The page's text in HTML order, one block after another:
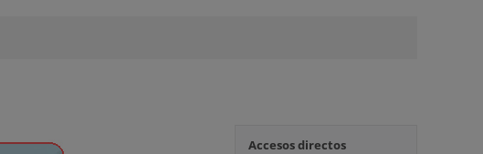
Accesos directos